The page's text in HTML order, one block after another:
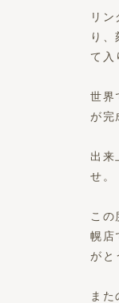
リ
り
て入
世界
が完
出来
せ。
この
幌店
がと
ま